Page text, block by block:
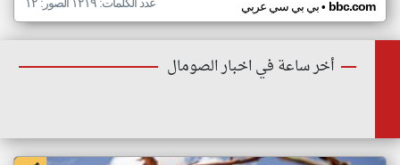
بي بي سي عربي• bbc.com
أخر ساعة في اخبار الصومال